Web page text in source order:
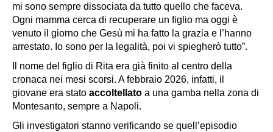
mi sono sempre dissociata da tutto quello che faceva.
Ogni mamma cerca di recuperare un figlio ma oggi è
venuto il giorno che Gesù mi ha fatto la grazia e l’hanno
arrestato. Io sono per la legalità, poi vi spiegherò tutto”.
Il nome del figlio di Rita era già finito al centro della
cronaca nei mesi scorsi. A febbraio 2026, infatti, il
giovane era stato accoltellato a una gamba nella zona di
Montesanto, sempre a Napoli.
Gli investigatori stanno verificando se quell’episodio